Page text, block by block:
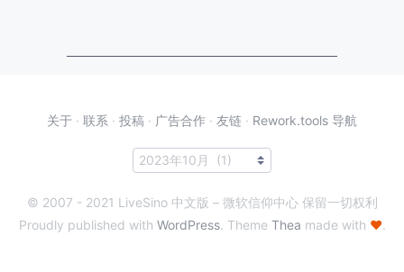
关于 · 联系 · 投稿 · 广告合作 · 友链 · Rework.tools 导航
© 2007 - 2021 LiveSino 中文版 – 微软信仰中心 保留一切权利
Proudly published with WordPress. Theme Thea made with ♥.